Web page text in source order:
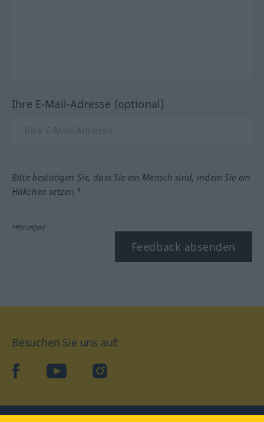
Ihre E-Mail-Adresse (optional)
Bitte bestätigen Sie, dass Sie ein Mensch sind, indem Sie ein
Häkchen setzen.*
*Pflichtfeld
Feedback absenden
Besuchen Sie uns auf:
facebookYouTube Instagram